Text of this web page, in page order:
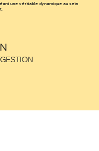
une véritable dynamique au sein